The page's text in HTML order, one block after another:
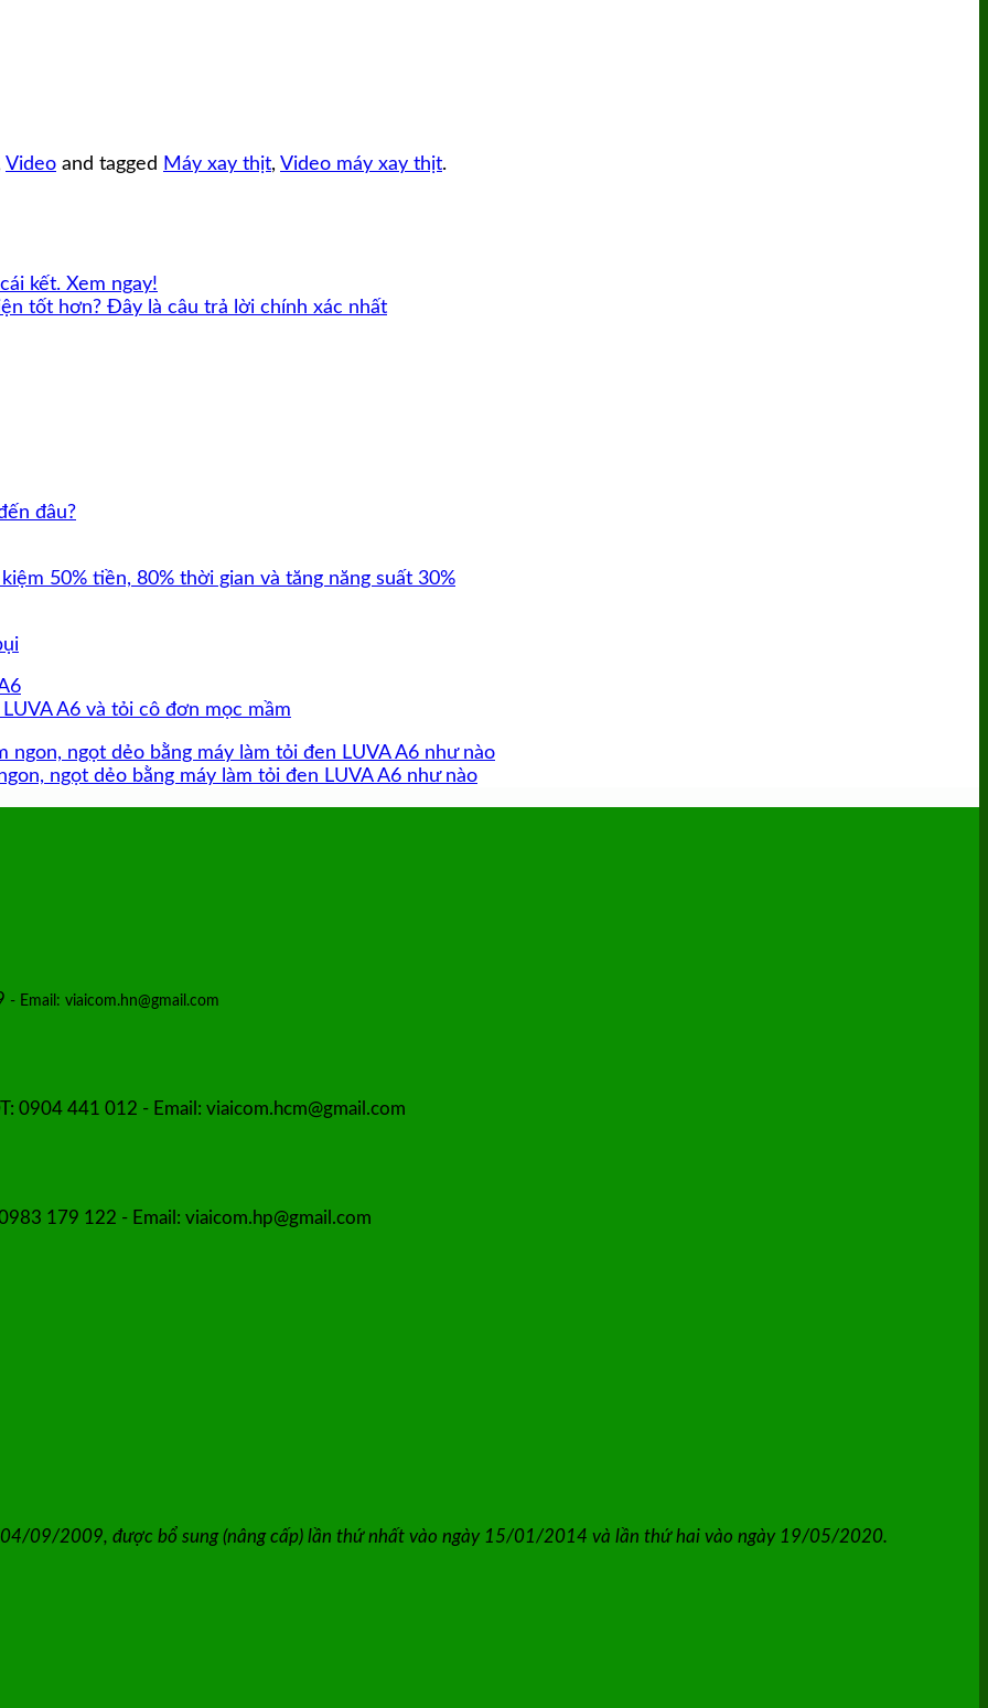
Video and tagged Máy xay thịt, Video máy xay thịt.
kết. Xem ngay!
tốt hơn? Đây là câu trả lời chính xác nhất
đâu?
50% tiền, 80% thời gian và tăng năng suất 30%
A6 và tỏi cô đơn mọc mầm
ngọt dẻo bằng máy làm tỏi đen LUVA A6 như nào
- Email: viaicom.hn@gmail.com
0904 441 012 - Email: viaicom.hcm@gmail.com
179 122 - Email: viaicom.hp@gmail.com
09/2009, được bổ sung (nâng cấp) lần thứ nhất vào ngày 15/01/2014 và lần thứ hai vào ngày 19/05/2020.